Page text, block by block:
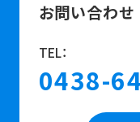
お問い合わせ
TEL：
0438-